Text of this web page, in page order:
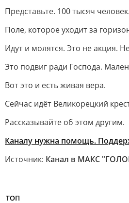
Представьте. 100 тысяч
Поле, которое уходит за
Идут и молятся. Это не акция.
Это подвиг ради Господа.
Вот это и есть живая вера.
Сейчас идёт Великорецкий
Рассказывайте об этом другим.
Каналу нужна помощь.
Источник: Канал в МАКС
ТОП